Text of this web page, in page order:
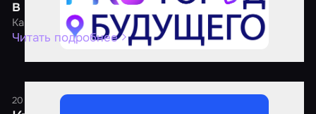
в трех городах России
Как квесты переносят зрителей в эпицентр событий
Читать подробнее
20 августа 2025